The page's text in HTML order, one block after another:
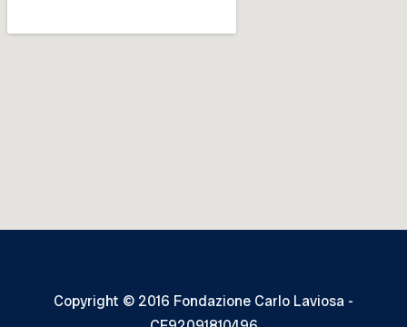
Copyright © 2016 Fondazione Carlo Laviosa -